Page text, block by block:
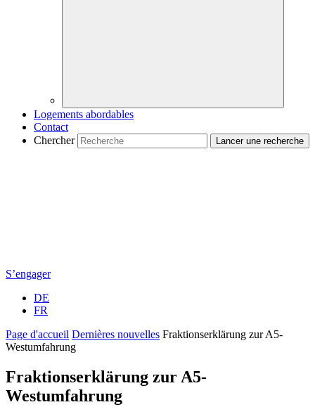
Logements abordables
Contact
Chercher
S’engager
DE
FR
Page d'accueil Dernières nouvelles Fraktionserklärung zur A5-
Westumfahrung
Fraktionserklärung zur A5-
Westumfahrung